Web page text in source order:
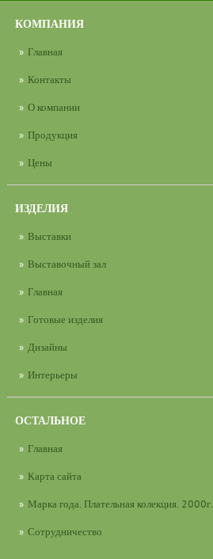
КОМПАНИЯ
Главная
Контакты
О компании
Продукция
Цены
ИЗДЕЛИЯ
Выставки
Выставочный зал
Главная
Готовые изделия
Дизайны
Интерьеры
ОСТАЛЬНОЕ
Главная
Карта сайта
Марка года. Плательная колекция. 2000г.
Сотрудничество